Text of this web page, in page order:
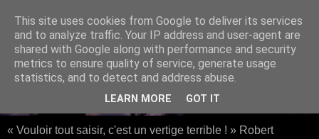
« Vouloir tout saisir, c'est un vertige terrible ! » Robert
This site uses cookies from Google to deliver its services
and to analyze traffic. Your IP address and user-agent are
shared with Google along with performance and security
metrics to ensure quality of service, generate usage
statistics, and to detect and address abuse.
LEARN MORE GOT IT